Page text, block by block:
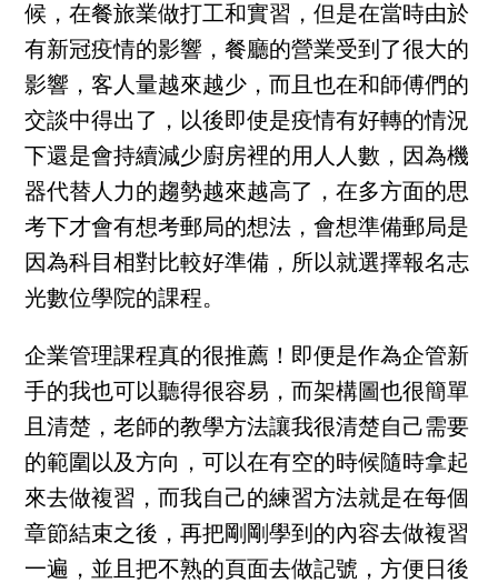
候，在餐旅業做打工和實習，但是在當時由於
有新冠疫情的影響，餐廳的營業受到了很大的
影響，客人量越來越少，而且也在和師傅們的
交談中得出了，以後即使是疫情有好轉的情況
下還是會持續減少廚房裡的用人人數，因為機
器代替人力的趨勢越來越高了，在多方面的思
考下才會有想考郵局的想法，會想準備郵局是
因為科目相對比較好準備，所以就選擇報名志
光數位學院的課程。
企業管理課程真的很推薦！即便是作為企管新
手的我也可以聽得很容易，而架構圖也很簡單
且清楚，老師的教學方法讓我很清楚自己需要
的範圍以及方向，可以在有空的時候隨時拿起
來去做複習，而我自己的練習方法就是在每個
章節結束之後，再把剛剛學到的內容去做複習
一遍，並且把不熟的頁面去做記號，方便日後